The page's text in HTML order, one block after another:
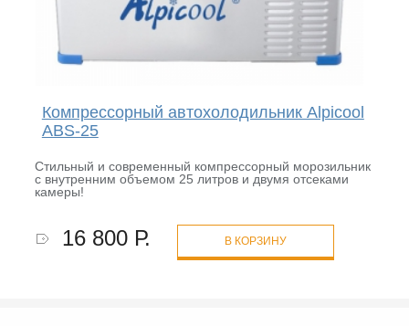
Компрессорный автохолодильник Alpicool
ABS-25
Стильный и современный компрессорный морозильник
с внутренним объемом 25 литров и двумя отсеками
камеры!
16 800 Р. В КОРЗИНУ